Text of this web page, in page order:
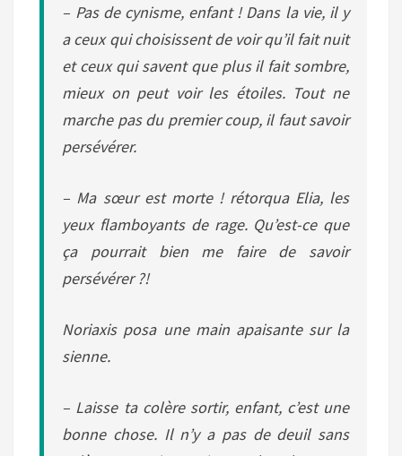
– Pas de cynisme, enfant ! Dans la vie, il y
a ceux qui choisissent de voir qu’il fait nuit
et ceux qui savent que plus il fait sombre,
mieux on peut voir les étoiles. Tout ne
marche pas du premier coup, il faut savoir
persévérer.
– Ma sœur est morte ! rétorqua Elia, les
yeux flamboyants de rage. Qu’est-ce que
ça pourrait bien me faire de savoir
persévérer ?!
Noriaxis posa une main apaisante sur la
sienne.
– Laisse ta colère sortir, enfant, c’est une
bonne chose. Il n’y a pas de deuil sans